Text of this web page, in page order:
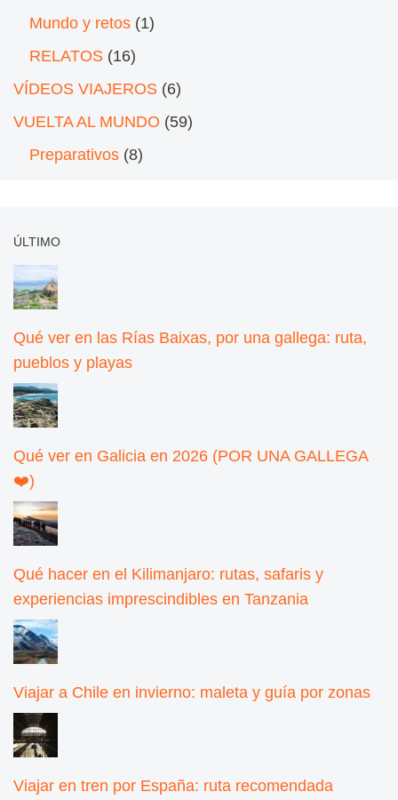
Mundo y retos (1)
RELATOS (16)
VÍDEOS VIAJEROS (6)
VUELTA AL MUNDO (59)
Preparativos (8)
ÚLTIMO
Qué ver en las Rías Baixas, por una gallega: ruta,
pueblos y playas
Qué ver en Galicia en 2026 (POR UNA GALLEGA
❤️)
Qué hacer en el Kilimanjaro: rutas, safaris y
experiencias imprescindibles en Tanzania
Viajar a Chile en invierno: maleta y guía por zonas
Viajar en tren por España: ruta recomendada